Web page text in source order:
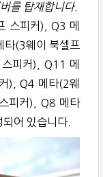
를 탑재합니다.
스피커), Q3 메
타(3웨이 북셀프
피커), Q11 메
), Q4 메타(2웨
피커), Q8 메타
어 있습니다.